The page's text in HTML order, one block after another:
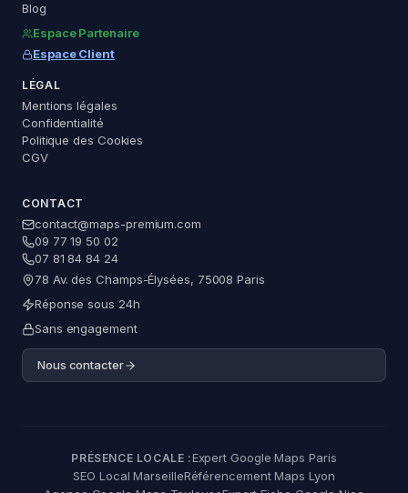
Blog
Espace Partenaire
Espace Client
LÉGAL
Mentions légales
Confidentialité
Politique des Cookies
CGV
CONTACT
contact@maps-premium.com
09 77 19 50 02
07 81 84 84 24
78 Av. des Champs-Élysées, 75008 Paris
Réponse sous 24h
Sans engagement
Nous contacter
PRÉSENCE LOCALE :Expert Google Maps Paris
SEO Local MarseilleRéférencement Maps Lyon
Maps Premium
Assistant — réponse immédiate
Questions fréquentes
Comment valider ma fiche Google ?
Ma fiche est suspendue, que faire ?
Comment obtenir plus d'avis positifs sur Google
?
Comment améliorer ma visibilité sur Google
Maps ?